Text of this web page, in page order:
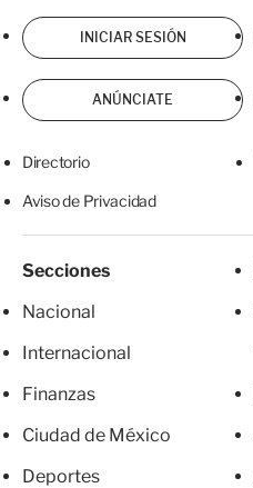
INICIAR SESIÓN
ANÚNCIATE
Directorio
Aviso de Privacidad
Secciones
Nacional
Internacional
Finanzas
Ciudad de México
Deportes